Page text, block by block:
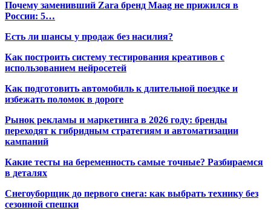
Почему заменивший Zara бренд Maag не прижился в
России: 5…
Есть ли шансы у продаж без насилия?
Как построить систему тестирования креативов с
использованием нейросетей
Как подготовить автомобиль к длительной поездке и
избежать поломок в дороге
Рынок рекламы и маркетинга в 2026 году: бренды
переходят к гибридным стратегиям и автоматизации
кампаний
Какие тесты на беременность самые точные? Разбираемся
в деталях
Снегоуборщик до первого снега: как выбрать технику без
сезонной спешки